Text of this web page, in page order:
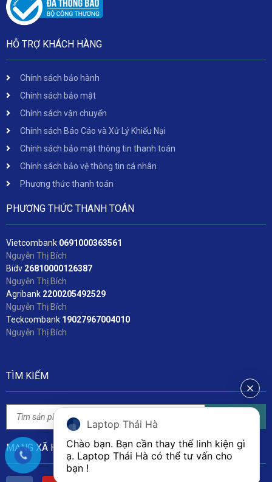
HỖ TRỢ KHÁCH HÀNG
Chính sách bảo hành
Chính sách bảo mật
Chính sách vận chuyển
Chính sách Báo Cáo và Xử Lý Khiếu Nại
Chính sách bảo mật thông tin thanh toán
Chính sách bảo vệ thông tin cá nhân
Phương thức thanh toán
PHƯƠNG THỨC THANH TOÁN
Vietcombank 0691000363561
Nguyễn Thị Bích
Bidv 26810000126387
Nguyễn Thị Bích
Agribank 2200205492529
Nguyễn Thị Bích
Teckcombank 19027967004010
Nguyễn Thị Bích
TÌM KIẾM
MẠNG XÃ HỘI
Laptop Thái Hà
Chào bạn. Bạn cần thay thế linh kiện gì
ạ. Laptop Thái Hà có thể tư vấn cho
bạn !